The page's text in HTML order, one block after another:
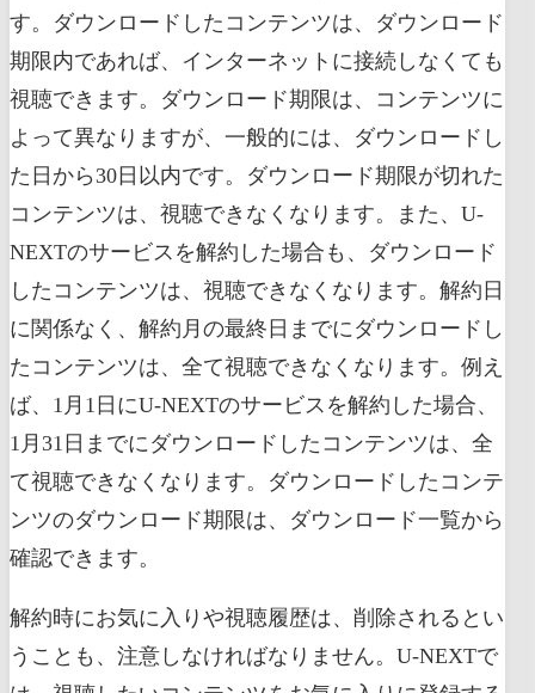
す。ダウンロードしたコンテンツは、ダウンロード
期限内であれば、インターネットに接続しなくても
視聴できます。ダウンロード期限は、コンテンツに
よって異なりますが、一般的には、ダウンロードし
た日から30日以内です。ダウンロード期限が切れた
コンテンツは、視聴できなくなります。また、U-
NEXTのサービスを解約した場合も、ダウンロード
したコンテンツは、視聴できなくなります。解約日
に関係なく、解約月の最終日までにダウンロードし
たコンテンツは、全て視聴できなくなります。例え
ば、1月1日にU-NEXTのサービスを解約した場合、
1月31日までにダウンロードしたコンテンツは、全
て視聴できなくなります。ダウンロードしたコンテ
ンツのダウンロード期限は、ダウンロード一覧から
確認できます。
解約時にお気に入りや視聴履歴は、削除されるとい
うことも、注意しなければなりません。U-NEXTで